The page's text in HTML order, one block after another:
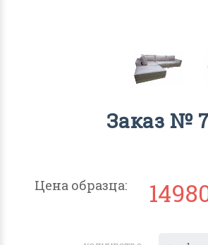
Заказ №
Цена образца: